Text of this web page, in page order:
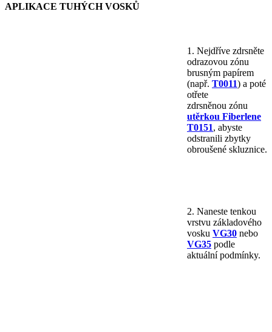
APLIKACE TUHÝCH VOSKŮ
1. Nejdříve zdrsněte
odrazovou zónu
brusným papírem
(např. T0011) a poté
otřete
zdrsněnou zónu
utěrkou Fiberlene
T0151, abyste
odstranili zbytky
obroušené skluznice.
2. Naneste tenkou
vrstvu základového
vosku VG30 nebo
VG35 podle
aktuální podmínky.